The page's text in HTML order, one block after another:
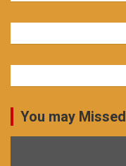
You may Missed